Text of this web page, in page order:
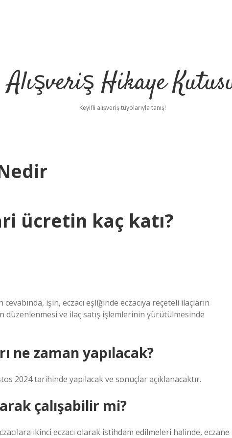
Alışveriş Hikaye
Keyifli alışveriş tüyolarıyla tanış!
ücretin kaç katı?
cevabında, işin, eczacı eşliğinde eczacıya reçeteli ilaçların
düzenlenmesi ve ilaç satış işlemlerinin yürütülmesinde
ne zaman yapılacak?
2024 tarihinde yapılacak ve sonuçlar açıklanacaktır.
çalışabilir mi?
ikinci eczacı olarak istihdam edilmeleri halinde, eczane